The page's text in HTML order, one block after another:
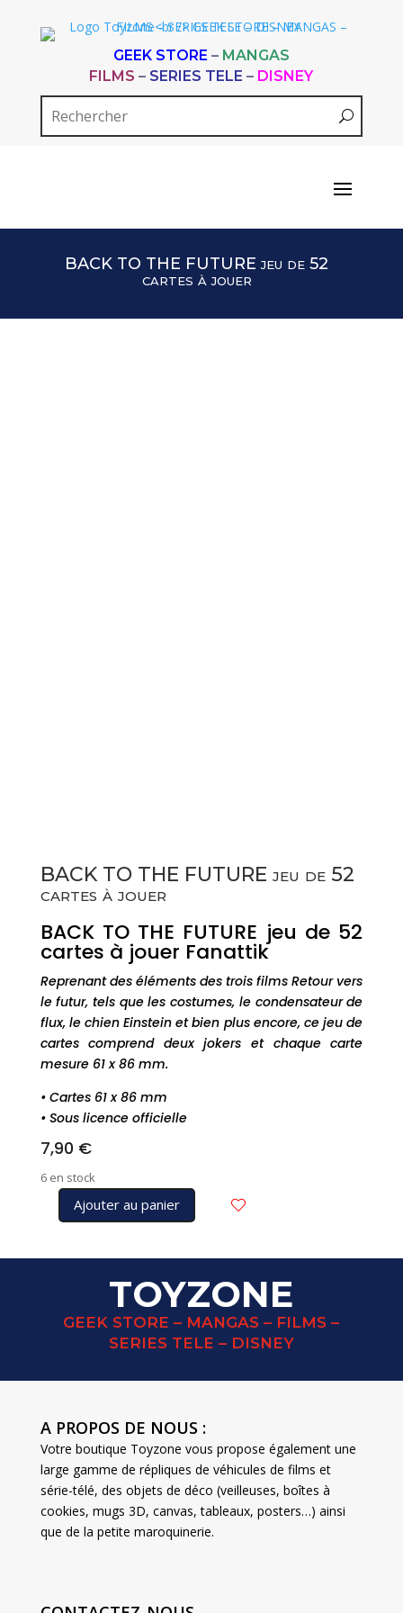
GEEK STORE – MANGAS
FILMS – SERIES TELE – DISNEY
BACK TO THE FUTURE jeu de 52
cartes à jouer
BACK TO THE FUTURE jeu de 52
cartes à jouer
BACK TO THE FUTURE jeu de 52
cartes à jouer Fanattik
Reprenant des éléments des trois films Retour vers
le futur, tels que les costumes, le condensateur de
flux, le chien Einstein et bien plus encore, ce jeu de
cartes comprend deux jokers et chaque carte
mesure 61 x 86 mm.
• Cartes 61 x 86 mm
• Sous licence officielle
7,90 €
6 en stock
quantité
BACK
FUTURE
52
à
jouer
Ajouter au panier
TOYZONE
GEEK STORE – MANGAS – FILMS –
SERIES TELE – DISNEY
A PROPOS DE NOUS :
Votre boutique Toyzone vous propose également une
large gamme de répliques de véhicules de films et
série-télé, des objets de déco (veilleuses, boîtes à
cookies, mugs 3D, canvas, tableaux, posters…) ainsi
que de la petite maroquinerie.